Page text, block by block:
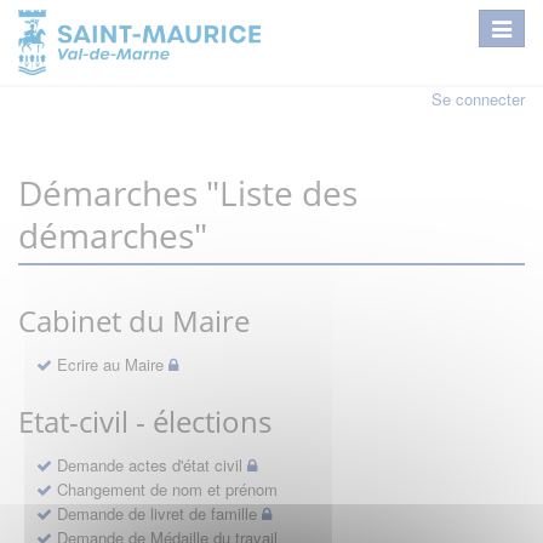
Se connecter
Démarches "Liste des
démarches"
Cabinet du Maire
Ecrire au Maire
Etat-civil - élections
Demande actes d'état civil
Changement de nom et prénom
Demande de livret de famille
Demande de Médaille du travail